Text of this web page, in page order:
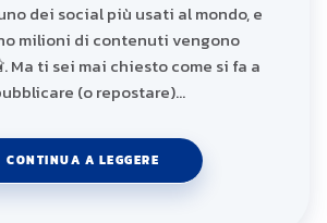
dei social più usati al mondo, e
milioni di contenuti vengono
Ma ti sei mai chiesto come si fa a
(o repostare)…
CONTINUA A LEGGERE